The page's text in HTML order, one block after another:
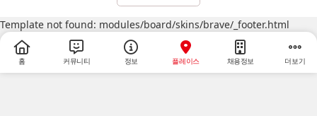
Template not found: modules/board/skins/brave/_footer.html
홈 커뮤니티 정보 플레이스 채용정보 더보기